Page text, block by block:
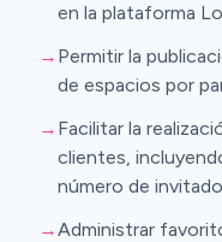
en la plataforma
→ Permitir la
de espacios por
→ Facilitar la
clientes,
número de
→Administrar